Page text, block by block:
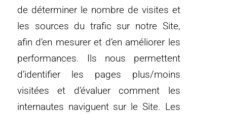
de déterminer le nombre de visites et
les sources du trafic sur notre Site,
afin d’en mesurer et d’en améliorer les
performances. Ils nous permettent
d’identifier les pages plus/moins
visitées et d’évaluer comment les
internautes naviguent sur le Site. Les